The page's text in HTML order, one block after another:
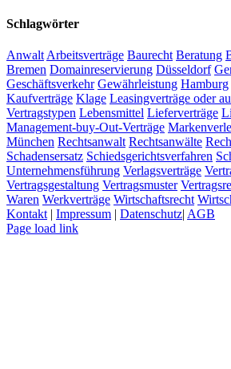
Schlagwörter
Anwalt Arbeitsverträge Baurecht Beratung
Bremen Domainreservierung Düsseldorf
Geschäftsverkehr Gewährleistung Hamburg
Kaufverträge Klage Leasingverträge oder
Vertragstypen Lebensmittel Lieferverträge
Management-buy-Out-Verträge
München Rechtsanwalt Rechtsanwälte
Schadensersatz Schiedsgerichtsverfahren
Unternehmensführung Verlagsverträge
Vertragsgestaltung Vertragsmuster
Waren Werkverträge Wirtschaftsrecht
Kontakt | Impressum | Datenschutz| AGB
Page load link